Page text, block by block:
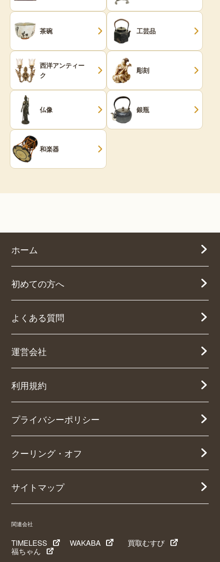
茶碗 工芸品
西洋アンティー
ク
彫刻
仏像 銀瓶
和楽器
ホーム
初めての方へ
よくある質問
運営会社
利用規約
プライバシーポリシー
クーリング・オフ
サイトマップ
関連会社
TIMELESS WAKABA
買取むすび
福ちゃん